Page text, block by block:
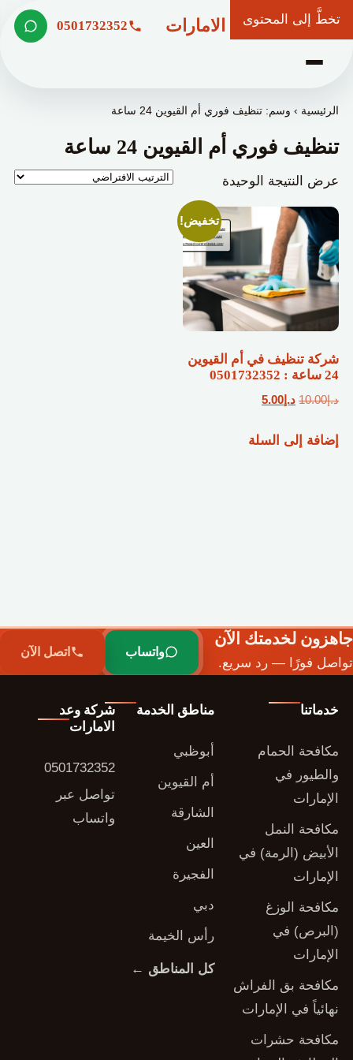
تخطَّ إلى المحتوى
شركة وعد الامارات 0501732352
الرئيسية ›وسم: تنظيف فوري أم القيوين 24 ساعة
تنظيف فوري أم القيوين 24 ساعة
عرض النتيجة الوحيدة
تخفيض!
شركة تنظيف في أم القيوين
24 ساعة : 0501732352
د.إ10.00 السعر
هو:
د.إ 5.00السعر
هو:
إضافة إلى السلة
جاهزون لخدمتك الآن
تواصل فورًا — رد سريع.
واتساب اتصل الآن
خدماتنا
مكافحة الحمام
والطيور في
الإمارات
مكافحة النمل
الأبيض (الرمة) في
الإمارات
مكافحة الوزغ
(البرص) في
الإمارات
مكافحة بق الفراش
نهائياً في الإمارات
مكافحة حشرات
مناطق الخدمة
أبوظبي
أم القيوين
الشارقة
العين
الفجيرة
دبي
رأس الخيمة
كل المناطق ←
شركة وعد
الامارات
0501732352
تواصل عبر
واتساب